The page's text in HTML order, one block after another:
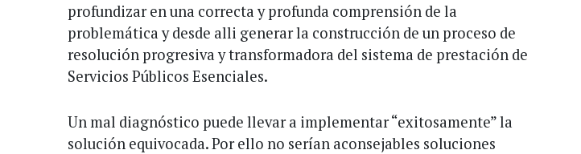
profundizar en una correcta y profunda comprensión de la
problemática y desde alli generar la construcción de un proceso de
resolución progresiva y transformadora del sistema de prestación de
Servicios Públicos Esenciales.
Un mal diagnóstico puede llevar a implementar “exitosamente” la
solución equivocada. Por ello no serían aconsejables soluciones